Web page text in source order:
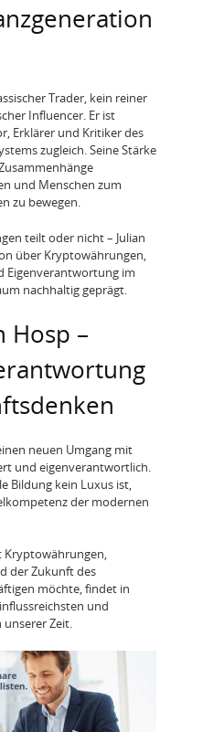
Trader, kein reiner
Influencer. Er ist
Erklärer und Kritiker des
zugleich. Seine Stärke
und Menschen zum
zu bewegen.
teilt oder nicht – Julian
über Kryptowährungen,
Eigenverantwortung im
nachhaltig geprägt.
Hosp –
neuen Umgang mit
und eigenverantwortlich.
Bildung kein Luxus ist,
der modernen
Kryptowährungen,
der Zukunft des
möchte, findet in
und
Zeit.